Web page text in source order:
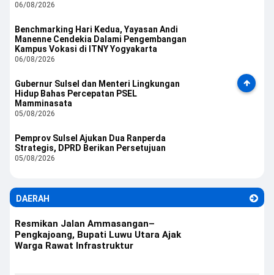
06/08/2026
Benchmarking Hari Kedua, Yayasan Andi
Manenne Cendekia Dalami Pengembangan
Kampus Vokasi di ITNY Yogyakarta
06/08/2026
Gubernur Sulsel dan Menteri Lingkungan
Hidup Bahas Percepatan PSEL
Mamminasata
05/08/2026
Pemprov Sulsel Ajukan Dua Ranperda
Strategis, DPRD Berikan Persetujuan
05/08/2026
DAERAH
Resmikan Jalan Ammasangan–
Pengkajoang, Bupati Luwu Utara Ajak
Warga Rawat Infrastruktur